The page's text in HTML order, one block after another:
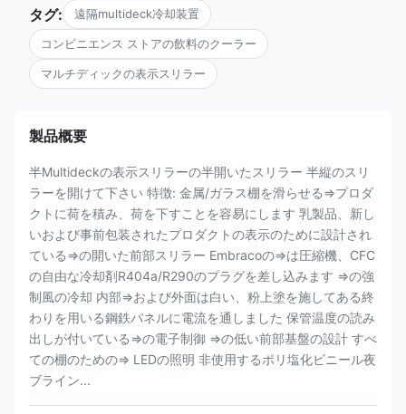
タグ: 遠隔multideck冷却装置
コンビニエンス ストアの飲料のクーラー
マルチディックの表示スリラー
製品概要
半Multideckの表示スリラーの半開いたスリラー 半縦のスリ
ラーを開けて下さい 特徴: 金属/ガラス棚を滑らせる⇒プロダ
クトに荷を積み、荷を下すことを容易にします 乳製品、新し
いおよび事前包装されたプロダクトの表示のために設計され
ている⇒の開いた前部スリラー Embracoの⇒は圧縮機、CFC
の自由な冷却剤R404a/R290のプラグを差し込みます ⇒の強
制風の冷却 内部⇒および外面は白い、粉上塗を施してある終
わりを用いる鋼鉄パネルに電流を通しました 保管温度の読み
出しが付いている⇒の電子制御 ⇒の低い前部基盤の設計 すべ
ての棚のための⇒ LEDの照明 非使用するポリ塩化ビニール夜
ブライン...